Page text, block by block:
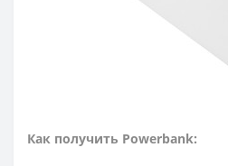
Как получить Powerbank: